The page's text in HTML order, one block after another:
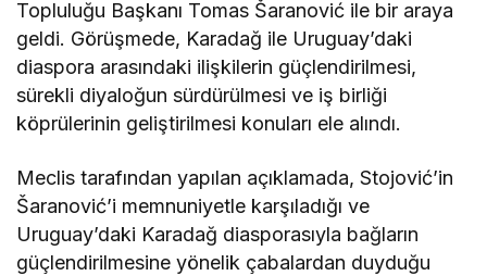
Topluluğu Başkanı Tomas Šaranović ile bir araya
geldi. Görüşmede, Karadağ ile Uruguay’daki
diaspora arasındaki ilişkilerin güçlendirilmesi,
sürekli diyaloğun sürdürülmesi ve iş birliği
köprülerinin geliştirilmesi konuları ele alındı.
Meclis tarafından yapılan açıklamada, Stojović’in
Šaranović’i memnuniyetle karşıladığı ve
Uruguay’daki Karadağ diasporasıyla bağların
güçlendirilmesine yönelik çabalardan duyduğu